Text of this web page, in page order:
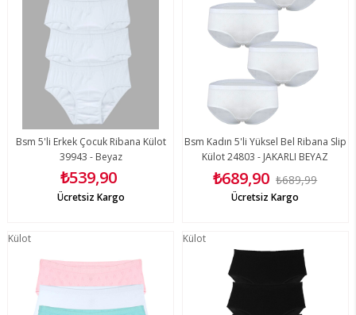
Bsm 5'li Erkek Çocuk Ribana Külot
39943 - Beyaz
₺539,90
Ücretsiz Kargo
Bsm Kadın 5'li Yüksel Bel Ribana Slip
Külot 24803 - JAKARLI BEYAZ
₺689,90 ₺689,99
Ücretsiz Kargo
Külot Külot